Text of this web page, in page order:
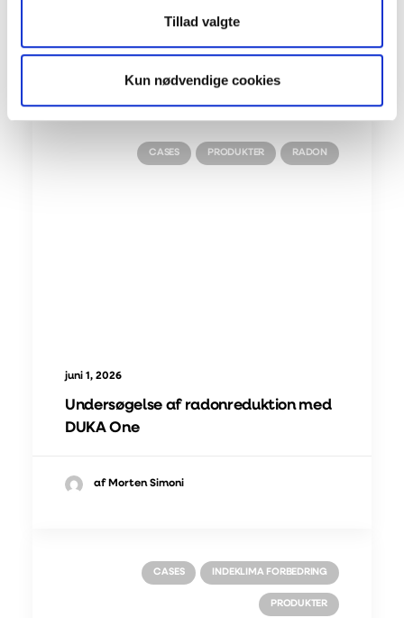
Tillad valgte
Kun nødvendige cookies
CASES PRODUKTER RADON
juni 1, 2026
Undersøgelse af radonreduktion med
DUKA One
af Morten Simoni
CASES INDEKLIMA FORBEDRING
PRODUKTER